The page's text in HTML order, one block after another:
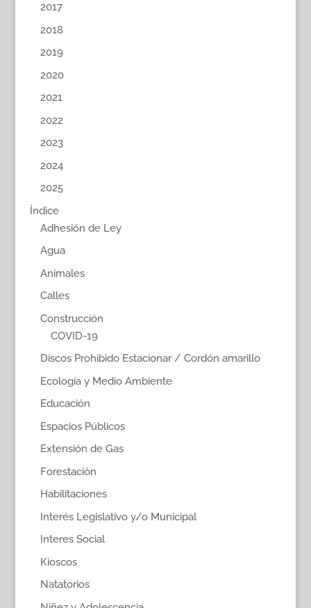
2017
2018
2019
2020
2021
2022
2023
2024
2025
Índice
Adhesión de Ley
Agua
Animales
Calles
Construcción
COVID-19
Discos Prohibido Estacionar / Cordón amarillo
Ecología y Medio Ambiente
Educación
Espacios Públicos
Extensión de Gas
Forestación
Habilitaciones
Interés Legislativo y/o Municipal
Interes Social
Kioscos
Natatorios